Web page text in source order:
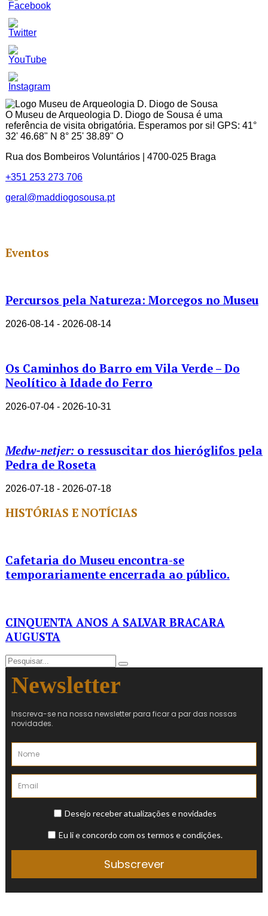
Set
Youtube
Channel
ID
O Museu de Arqueologia D. Diogo de Sousa é uma
referência de visita obrigatória. Esperamos por si! GPS: 41°
32' 46.68" N 8° 25' 38.89" O
Rua dos Bombeiros Voluntários | 4700-025 Braga
+351 253 273 706
geral@maddiogosousa.pt
Eventos
Percursos pela Natureza: Morcegos no Museu
2026-08-14 - 2026-08-14
Os Caminhos do Barro em Vila Verde – Do
Neolítico à Idade do Ferro
2026-07-04 - 2026-10-31
Medw-netjer: o ressuscitar dos hieróglifos pela
Pedra de Roseta
2026-07-18 - 2026-07-18
HISTÓRIAS E NOTÍCIAS
Cafetaria do Museu encontra-se
temporariamente encerrada ao público.
CINQUENTA ANOS A SALVAR BRACARA
AUGUSTA